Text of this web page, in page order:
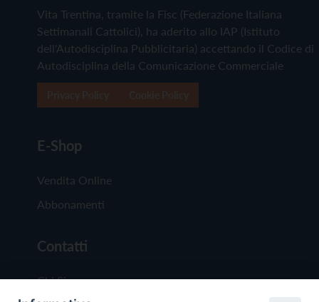
Vita Trentina, tramite la Fisc (Federazione Italiana
Settimanali Cattolici), ha aderito allo IAP (Istituto
dell'Autodisciplina Pubblicitaria) accettando il Codice di
Autodisciplina della Comunicazione Commerciale
E-Shop
Vendita Online
Abbonamenti
Contatti
Chi Siamo